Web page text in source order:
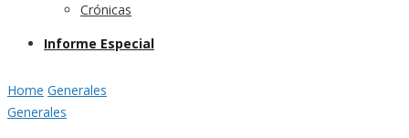
Crónicas
Informe Especial
Home Generales
Generales